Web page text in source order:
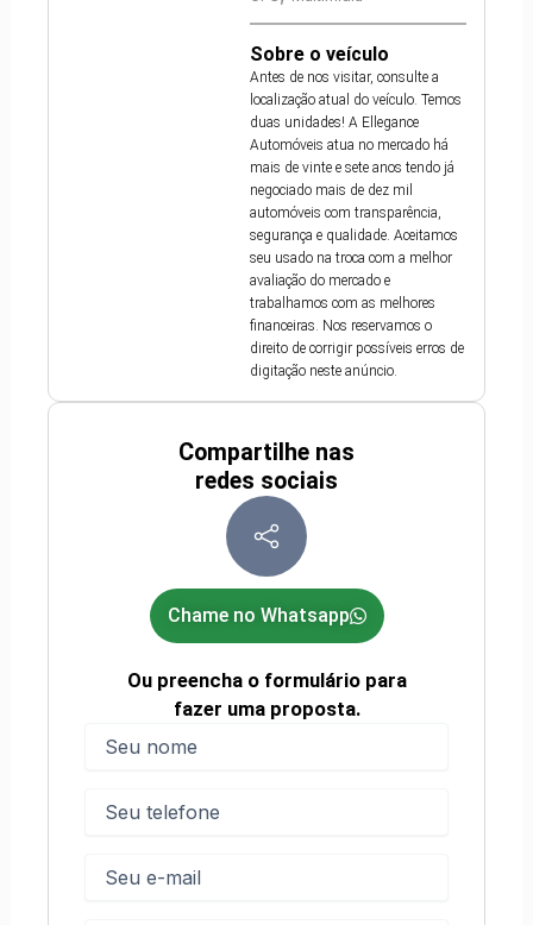
Sobre o veículo
Antes de nos visitar, consulte a
localização atual do veículo. Temos
duas unidades! A Ellegance
Automóveis atua no mercado há
mais de vinte e sete anos tendo já
negociado mais de dez mil
automóveis com transparência,
segurança e qualidade. Aceitamos
seu usado na troca com a melhor
avaliação do mercado e
trabalhamos com as melhores
financeiras. Nos reservamos o
direito de corrigir possíveis erros de
digitação neste anúncio.
Compartilhe nas
redes sociais
Chame no Whatsapp
Ou preencha o formulário para
fazer uma proposta.
mail